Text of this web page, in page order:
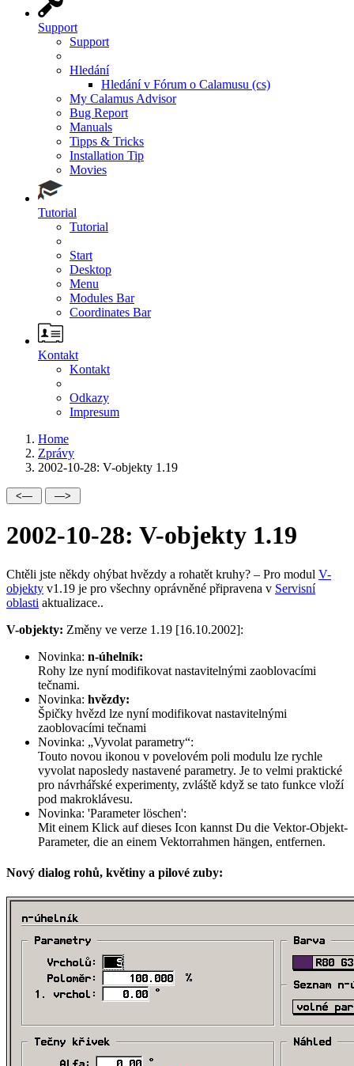
Support
Support
Hledání
Hledání v Fórum o Calamusu (cs)
My Calamus Advisor
Bug Report
Manuals
Tipps & Tricks
Installation Tip
Movies
Tutorial
Tutorial
Start
Desktop
Menu
Modules Bar
Coordinates Bar
Kontakt
Kontakt
Odkazy
Impresum
Home
Zprávy
2002-10-28: V-objekty 1.19
2002-10-28: V-objekty 1.19
Chtěli jste někdy ohýbat hvězdy a rohatět kruhy? – Pro modul V-
objekty v1.19 je pro všechny oprávněné připravena v Servisní
oblasti aktualizace..
V-objekty: Změny ve verze 1.19 [16.10.2002]:
Novinka: n-úhelník:
Rohy lze nyní modifikovat nastavitelnými zaoblovacími
tečnami.
Novinka: hvězdy:
Špičky hvězd lze nyní modifikovat nastavitelnými
zaoblovacími tečnami
Novinka:
Vyvolat parametry :
Touto novou ikonou v povelovém poli modulu lze rychle
vyvolat naposledy nastavené parametry. Je to velmi praktické
pro návrhářské experimenty, zvláště když se tato funkce vloží
pod makroklávesu.
Novinka: 'Parameter löschen':
Mit einem Klick auf dieses Icon kannst Du die Vektor-Objekt-
Parameter, die an einem Vektorrahmen hängen, entfernen.
Nový dialog rohů, květiny a pilové zuby: